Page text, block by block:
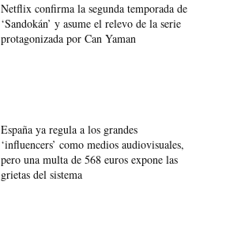
Netflix confirma la segunda temporada de
‘Sandokán’ y asume el relevo de la serie
protagonizada por Can Yaman
España ya regula a los grandes
‘influencers’ como medios audiovisuales,
pero una multa de 568 euros expone las
grietas del sistema